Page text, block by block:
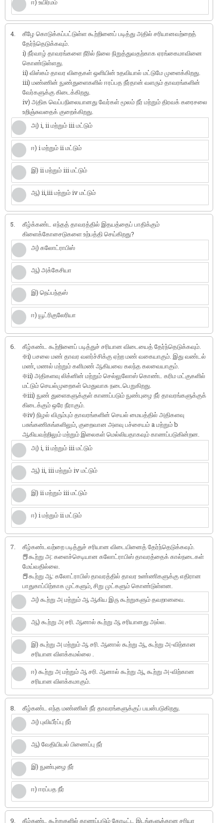
ஈ) உயிர்மம்
4.
கீழே கொடுக்கப்பட்டுள்ள கூற்றினைப் படித்து அதில் சரியானவற்றைத்
தேர்ந்தெடுக்கவும்.
i) நீர்வாழ் தாவரங்களை நீரில் நிலை நிறுத்துவதற்காக ஏரங்கைமாவினை
கொண்டுள்ளது.
ii) விஸ்கம் தாவர விதைகள் ஒளியின் உதவியால் மட்டுமே முளைக்கிறது.
iii) மண்ணின் நுண்துளைகளில் ஈரப்பத நீர்தான் வளரும் தாவரங்களின்
வேர்களுக்கு கிடைக்கிறது.
iv) அதிக வெப்பநிலையானது வேர்கள் மூலம் நீர் மற்றும் திரவக் கரைசலை
உறிஞ்சுவதைக் குறைக்கிறது.
அ) i, ii மற்றும் iii மட்டும்
ஈ) i மற்றும் ii மட்டும்
இ) ii மற்றும் iii மட்டும்
ஆ) ii,iii மற்றும் iv மட்டும்
5.
கீழ்க்கண்ட எந்தத் தாவரத்தில் இதயத்தைப் பாதிக்கும்
கிளைக்கோசைடுகளை உற்பத்தி செய்கிறது?
அ) கலோட்ராபிஸ்
ஆ) அக்கேசியா
இ) நெப்பந்தஸ்
ஈ) யூட்ரிகுலேரியா
6.
கீழ்கண்ட கூற்றினைப் படித்துச் சரியான விடையைத் தேர்ந்தெடுக்கவும்.
❇️i) பசலை மண் தாவர வளர்ச்சிக்கு ஏற்ற மண் வகையாகும். இது வண்டல்
மண், மணல் மற்றும் களிமண் ஆகியவை கலந்த கலவையாகும்.
❇️ii) அதிகளவு லிக்னின் மற்றும் செல்லுலோஸ் கொண்ட கரிம மட்குகளில்
மட்டும் செயல்முறைகள் மெதுவாக நடைபெறுகிறது.
❇️iii) நுண் துளைகளுக்குள் காணப்படும் நுண்புழை நீர் தாவரங்களுக்குக்
கிடைக்கும் ஒரே நீராகும்.
❇️iv) நிழல் விரும்பும் தாவரங்களின் செயல் மையத்தில் அதிகளவு
பசுங்கணிகங்களிலும், குறைவான அளவு பச்சையம் a மற்றும் b
ஆகியவற்றிலும் மற்றும் இலைகள் மெல்லியதாகவும் காணப்படுகின்றன.
அ) i, ii மற்றும் iii மட்டும்
ஆ) ii, iii மற்றும் iv மட்டும்
இ) ii மற்றும் iii மட்டும்
ஈ) i மற்றும் ii மட்டும்
7.
கீழ்கண்டவற்றை படித்துச் சரியான விடையினைத் தேர்ந்தெடுக்கவும்.
📕கூற்று அ: களைச்செடியான கலோட்ராபிஸ் தாவரத்தைக் கால்நடைகள்
மேய்வதில்லை.
📕கூற்று ஆ: கலோட்ராபிஸ் தாவரத்தில் தாவர உண்ணிகளுக்கு எதிரான
பாதுகாப்பிற்காக முட்களும், சிறு முட்களும் கொண்டுள்ளன.
அ) கூற்று அ மற்றும் ஆ ஆகிய இரு கூற்றுகளும் தவறானவை.
ஆ) கூற்று அ சரி. ஆனால் கூற்று ஆ சரியானது அல்ல.
இ) கூற்று அ மற்றும் ஆ சரி. ஆனால் கூற்று ஆ, கூற்று அ-விற்கான
சரியான விளக்கமல்லை .
ஈ) கூற்று அ மற்றும் ஆ சரி. ஆனால் கூற்று ஆ, கூற்று அ-விற்கான
சரியான விளக்கமாகும்.
8.
கீழ்கண்ட எந்த மண்ணின் நீர் தாவரங்களுக்குப் பயன்படுகிறது.
அ) புவியீர்ப்பு நீர்
ஆ) வேதியியல் பிணைப்பு நீர்
இ) நுண்புழை நீர்
ஈ) ஈரப்பத நீர்
9. கீழ்கண்ட கூற்றுகளில் காணப்படும் கோடிட்ட இடங்களுக்கான சரியா